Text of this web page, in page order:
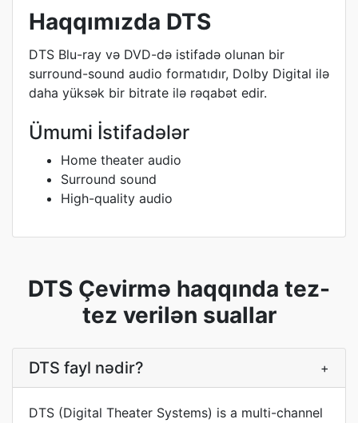
Haqqımızda DTS
DTS Blu-ray və DVD-də istifadə olunan bir
surround-sound audio formatıdır, Dolby Digital ilə
daha yüksək bir bitrate ilə rəqabət edir.
Ümumi İstifadələr
Home theater audio
Surround sound
High-quality audio
DTS Çevirmə haqqında tez-
tez verilən suallar
DTS fayl nədir? +
DTS (Digital Theater Systems) is a multi-channel